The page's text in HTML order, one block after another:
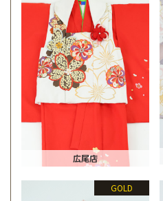
広尾店
GOLD